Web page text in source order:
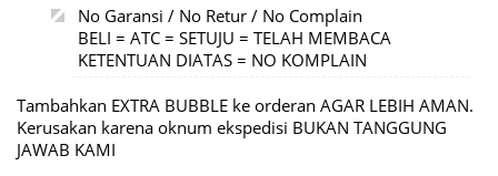
No Garansi / No Retur / No Complain
BELI = ATC = SETUJU = TELAH MEMBACA
KETENTUAN DIATAS = NO KOMPLAIN
Tambahkan EXTRA BUBBLE ke orderan AGAR LEBIH AMAN.
Kerusakan karena oknum ekspedisi BUKAN TANGGUNG
JAWAB KAMI